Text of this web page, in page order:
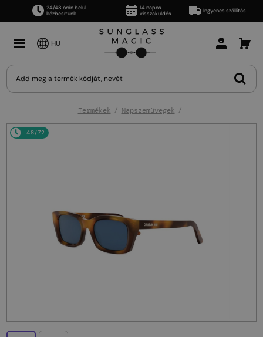
24/48 órán belül
kézbesítünk
14 napos
visszaküldés
Ingyenes szállítás
HU
Termékek Napszemüvegek
48/72